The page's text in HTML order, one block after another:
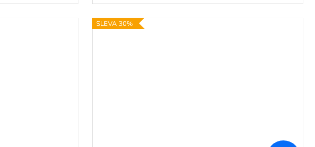
SLEVA 30%